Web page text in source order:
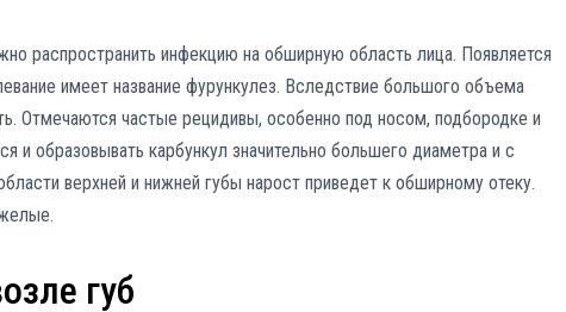
распространить инфекцию на обширную область лица. Появляется
имеет название фурункулез. Вследствие большого объема
Отмечаются частые рецидивы, особенно под носом, подбородке и
и образовывать карбункул значительно большего диаметра и с
верхней и нижней губы нарост приведет к обширному отеку.
губ